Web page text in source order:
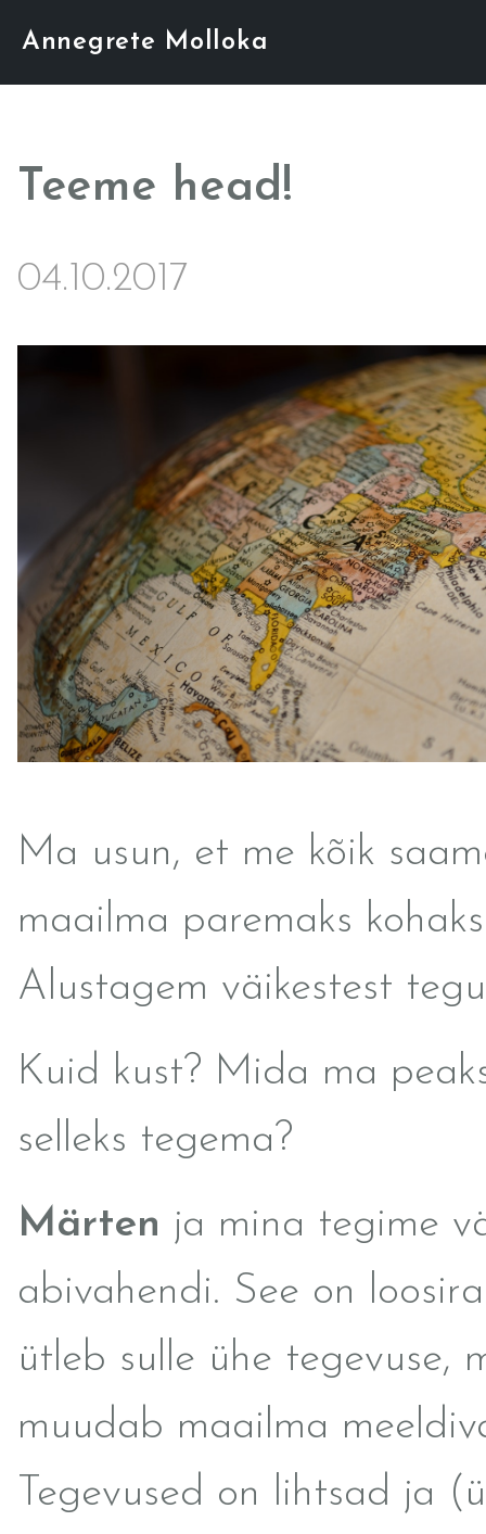
Annegrete Molloka
Teeme head!
04.10.2017
Ma usun, et me kõik
maailma paremaks
Alustagem väikestest
Kuid kust? Mida ma
selleks tegema?
Märten ja mina tegime
abivahendi. See on
ütleb sulle ühe tegevuse,
muudab maailma
Tegevused on lihtsad ja